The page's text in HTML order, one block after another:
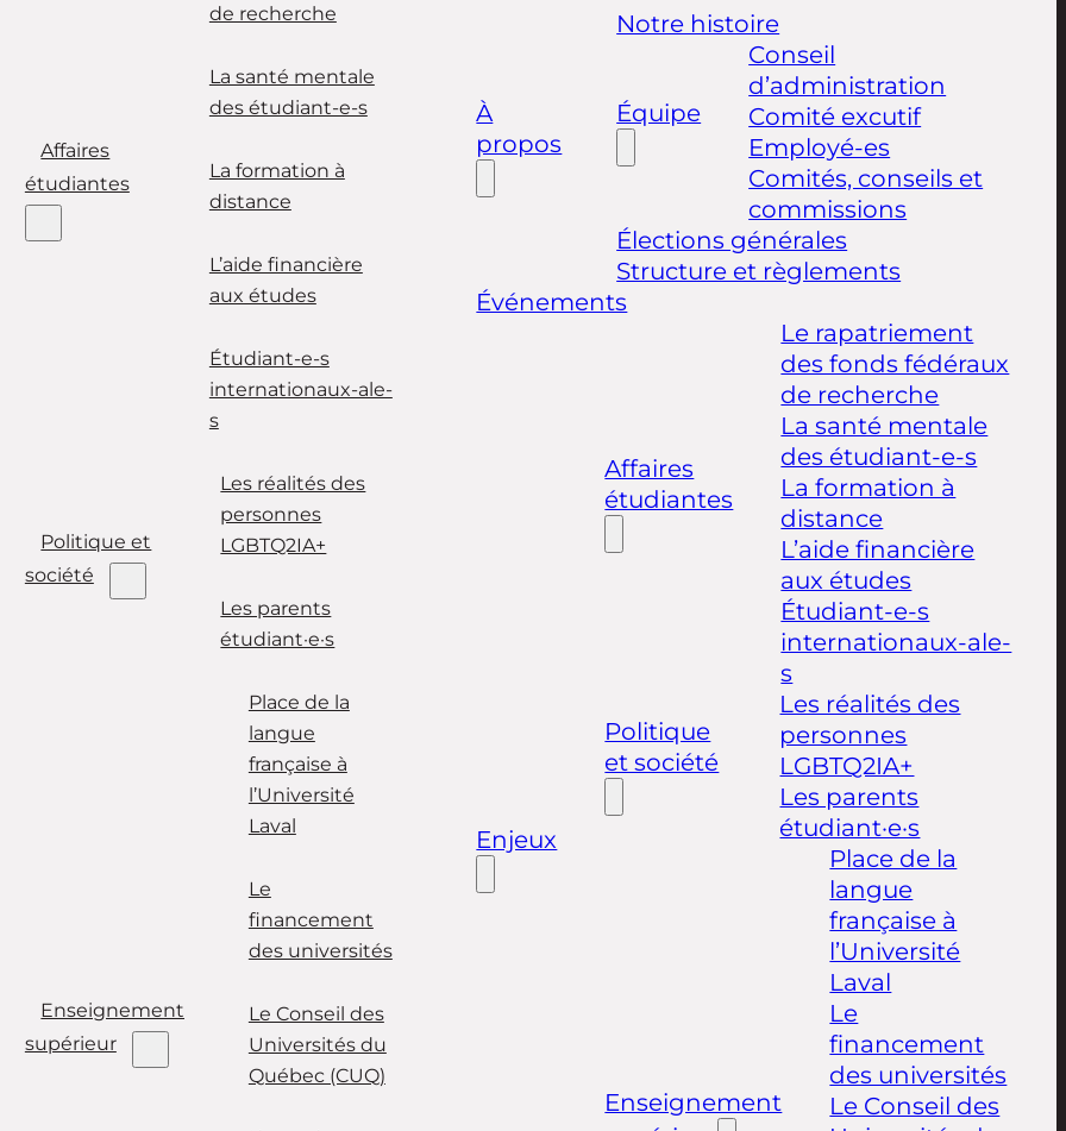
Affaires
étudiantes
de recherche
La santé mentale
des étudiant-e-s
La formation à
distance
L’aide financière
aux études
Étudiant-e-s
internationaux-ale-
s
Politique et
société
Les réalités des
personnes
LGBTQ2IA+
Les parents
étudiant·e·s
Enseignement
supérieur
Place de la
langue
française à
l’Université
Laval
Le
financement
des universités
Le Conseil des
Universités du
Québec (CUQ)
À
propos
Notre histoire
Équipe
Conseil
d’administration
Comité excutif
Employé-es
Comités, conseils et
commissions
Élections générales
Structure et règlements
Événements
Enjeux
Affaires
étudiantes
Le rapatriement
des fonds fédéraux
de recherche
La santé mentale
des étudiant-e-s
La formation à
distance
L’aide financière
aux études
Étudiant-e-s
internationaux-ale-
s
Politique
et société
Les réalités des
personnes
LGBTQ2IA+
Les parents
étudiant·e·s
Enseignement
Place de la
langue
française à
l’Université
Laval
Le
financement
des universités
Le Conseil des